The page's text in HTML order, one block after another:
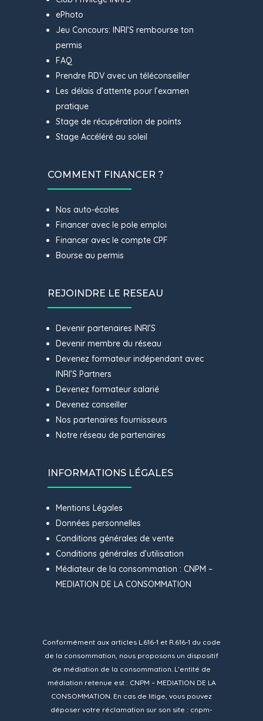
ePhoto
Jeu Concours: INRI’S rembourse ton
permis
FAQ
Prendre RDV avec un téléconseiller
Les délais d’attente pour l’examen
pratique
Stage de récupération de points
Stage Accéléré au soleil
COMMENT FINANCER ?
Nos auto-écoles
Financer avec le pole emploi
Financer avec le compte CPF
Bourse au permis
REJOINDRE LE RESEAU
Devenir partenaires INRI’S
Devenir membre du réseau
Devenez formateur indépendant avec
INRI’S Partners
Devenez formateur salarié
Devenez conseiller
Nos partenaires fournisseurs
Notre réseau de partenaires
INFORMATIONS LÉGALES
Mentions Légales
Données personnelles
Conditions générales de vente
Conditions générales d’utilisation
Médiateur de la consommation : CNPM –
MEDIATION DE LA CONSOMMATION
Conformément aux articles L.616-1 et R.616-1 du code
de la consommation, nous proposons un dispositif
de médiation de la consommation. L’entité de
médiation retenue est : CNPM – MEDIATION DE LA
CONSOMMATION. En cas de litige, vous pouvez
déposer votre réclamation sur son site : cnpm-